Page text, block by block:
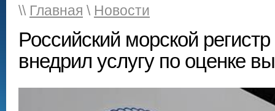
\\ Главная \ Новости
Российский морской
внедрил услугу по оценке